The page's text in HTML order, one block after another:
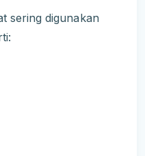
sering digunakan